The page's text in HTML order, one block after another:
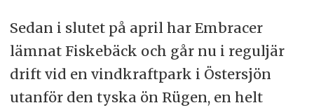
Sedan i slutet på april har Embracer
lämnat Fiskebäck och går nu i reguljär
drift vid en vindkraftpark i Östersjön
utanför den tyska ön Rügen, en helt